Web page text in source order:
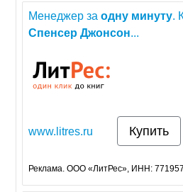
Менеджер заодну минуту.
Спенсер Джонсон...
www.litres.ru Купить
Реклама. ООО «ЛитРес», ИНН: